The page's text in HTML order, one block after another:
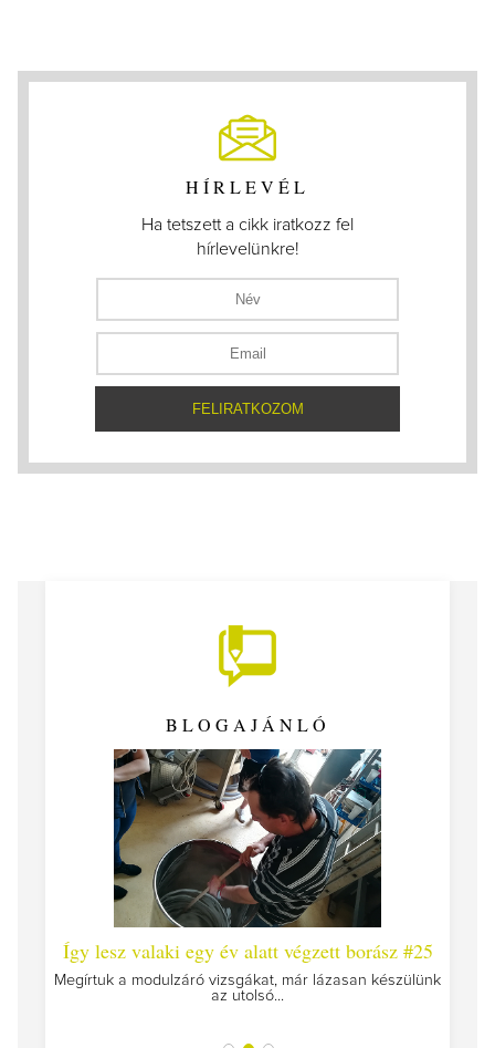
HÍRLEVÉL
Ha tetszett a cikk iratkozz fel
hírlevelünkre!
BLOGAJÁNLÓ
Így lesz valaki egy év alatt végzett borász #25
Megírtuk a modulzáró vizsgákat, már lázasan készülünk
az utolsó...